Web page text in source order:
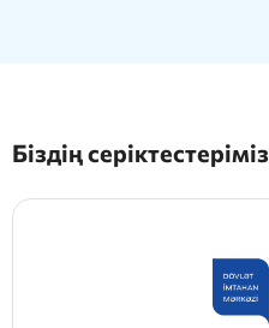
Біздің серіктестеріміз